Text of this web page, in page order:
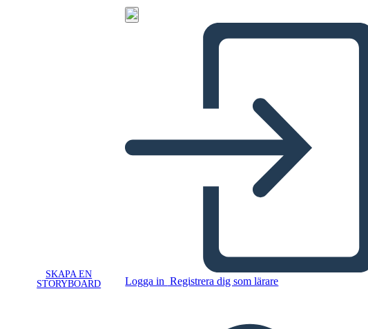
SKAPA EN
STORYBOARD
Logga in Registrera dig som lärare